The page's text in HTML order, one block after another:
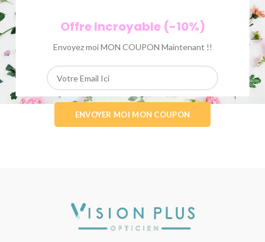
Offre Incroyable (-10%)
Envoyez moi MON COUPON Maintenant !!